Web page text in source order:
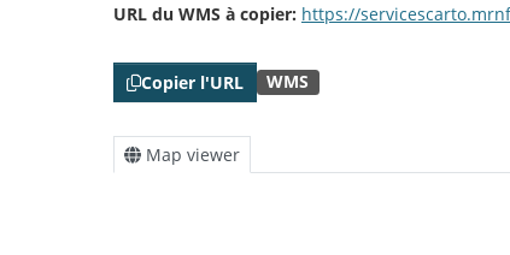
URL du WMS à copier: https://
Copier l'URL WMS
Map viewer